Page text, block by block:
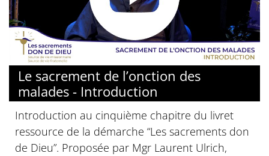
© Diocèse de Paris
Le sacrement de l’onction des
malades - Introduction
Introduction au cinquième chapitre du livret
ressource de la démarche “Les sacrements don
de Dieu”. Proposée par Mgr Laurent Ulrich,